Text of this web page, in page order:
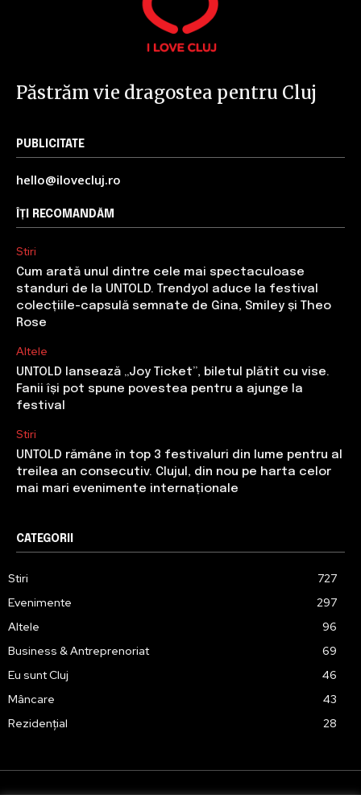
Păstrăm vie dragostea pentru Cluj
PUBLICITATE
hello@ilovecluj.ro
ÎȚI RECOMANDĂM
Stiri
Cum arată unul dintre cele mai spectaculoase
standuri de la UNTOLD. Trendyol aduce la festival
colecțiile-capsulă semnate de Gina, Smiley și Theo
Rose
Altele
UNTOLD lansează „Joy Ticket”, biletul plătit cu vise.
Fanii își pot spune povestea pentru a ajunge la
festival
Stiri
UNTOLD rămâne în top 3 festivaluri din lume pentru al
treilea an consecutiv. Clujul, din nou pe harta celor
mai mari evenimente internaționale
CATEGORII
Stiri
727
Evenimente
297
Altele
96
Business & Antreprenoriat
69
Eu sunt Cluj
46
Mâncare
43
Rezidențial
28